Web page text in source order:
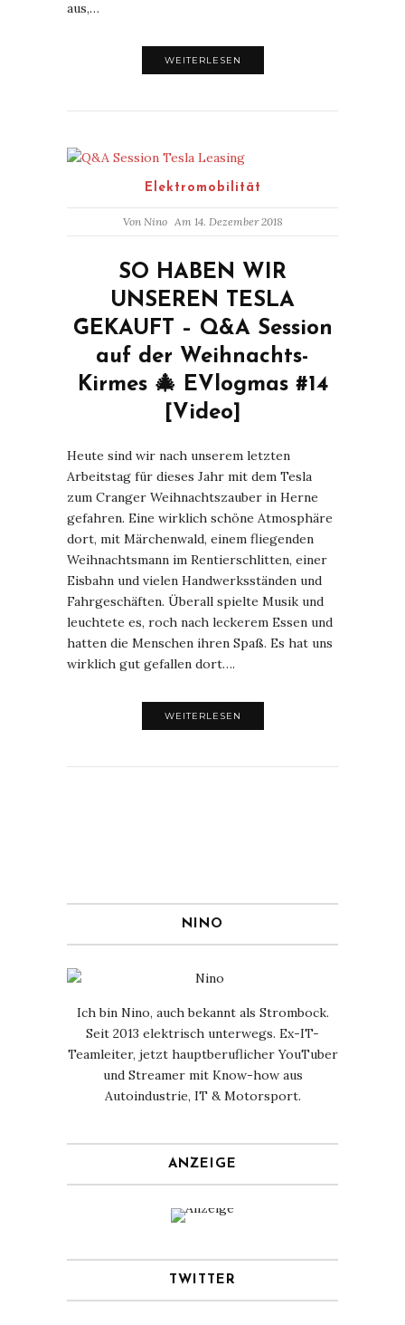
aus,…
WEITERLESEN
Elektromobilität
Von Nino Am 14. Dezember 2018
SO HABEN WIR
UNSEREN TESLA
GEKAUFT – Q&A Session
auf der Weihnachts-
Kirmes 🎄 EVlogmas #14
[Video]
Heute sind wir nach unserem letzten
Arbeitstag für dieses Jahr mit dem Tesla
zum Cranger Weihnachtszauber in Herne
gefahren. Eine wirklich schöne Atmosphäre
dort, mit Märchenwald, einem fliegenden
Weihnachtsmann im Rentierschlitten, einer
Eisbahn und vielen Handwerksständen und
Fahrgeschäften. Überall spielte Musik und
leuchtete es, roch nach leckerem Essen und
hatten die Menschen ihren Spaß. Es hat uns
wirklich gut gefallen dort….
WEITERLESEN
NINO
Ich bin Nino, auch bekannt als Strombock.
Seit 2013 elektrisch unterwegs. Ex-IT-
Teamleiter, jetzt hauptberuflicher YouTuber
und Streamer mit Know-how aus
Autoindustrie, IT & Motorsport.
ANZEIGE
TWITTER